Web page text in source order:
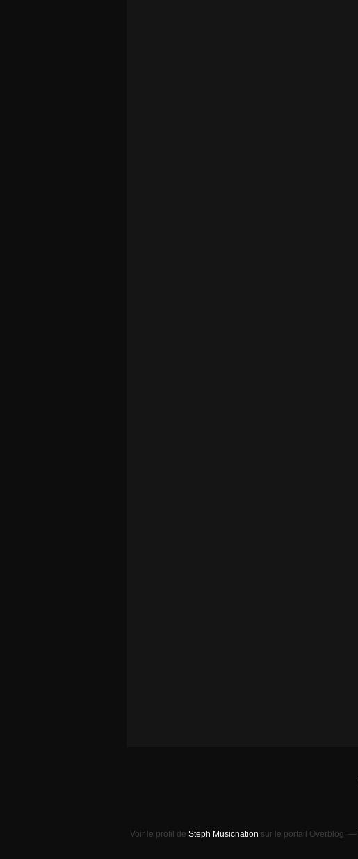
Voir le profil de Steph Musicnation sur le portail Overblog